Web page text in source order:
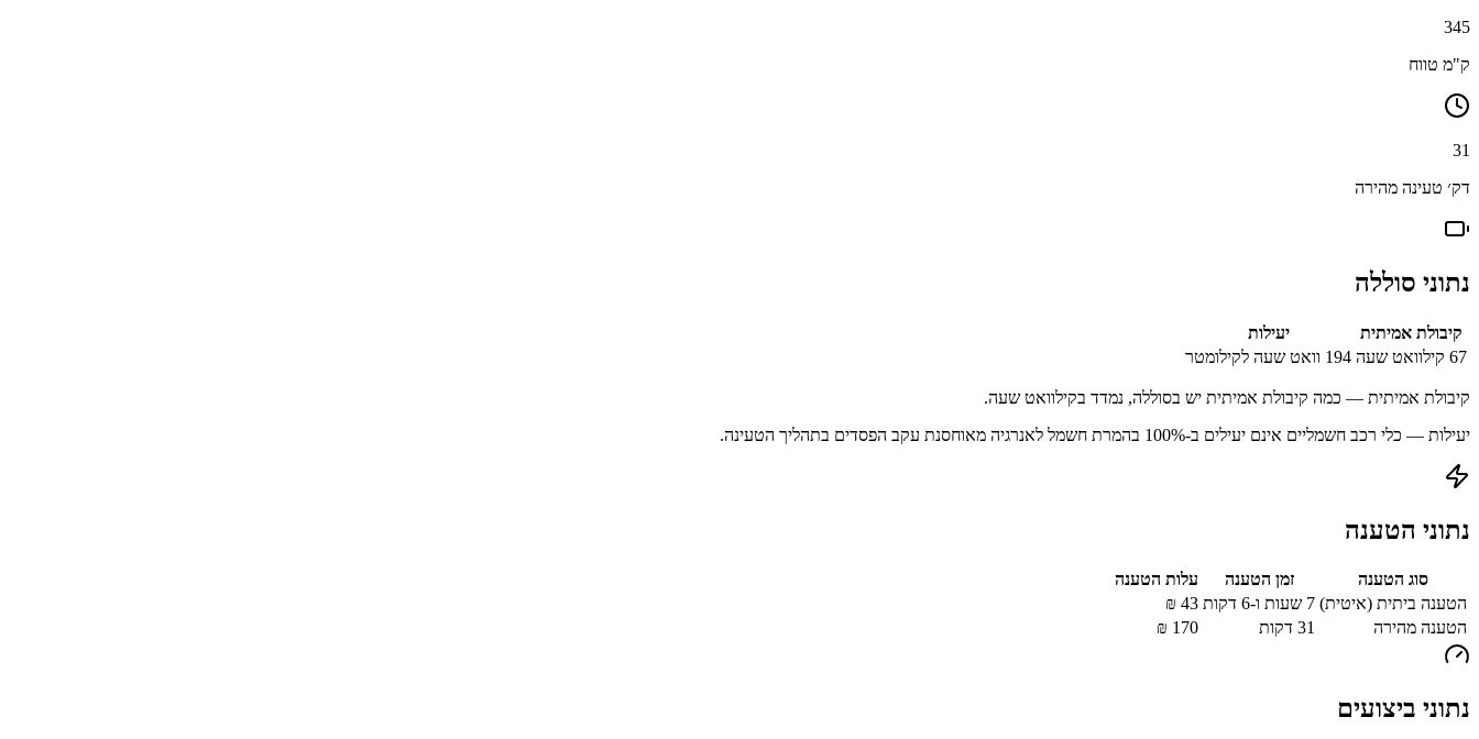
345
ק"מ טווח
31
דק׳ טעינה מהירה
נתוני סוללה
קיבולת אמיתית
יעילות
67 קילוואט שעה 194 וואט שעה לקילומטר
קיבולת אמיתית — כמה קיבולת אמיתית יש בסוללה, נמדד בקילוואט שעה.
יעילות — כלי רכב חשמליים אינם יעילים ב-100% בהמרת חשמל לאנרגיה מאוחסנת עקב הפסדים בתהליך הטעינה.
נתוני הטענה
סוג הטענה זמן הטענה
עלות הטענה
הטענה ביתית (איטית) 7 שעות ו-6 דקות 43
₪
הטענה מהירה
31 דקות 170
₪
נתוני ביצועים